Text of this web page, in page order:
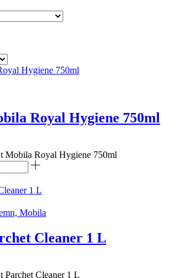
Royal Hygiene 750ml
Mobila Royal Hygiene 750ml
Mobila
Cleaner 1 L
Parchet Cleaner 1 L